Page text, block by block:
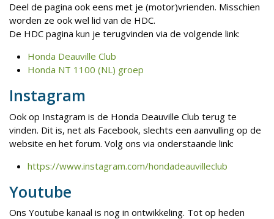
Deel de pagina ook eens met je (motor)vrienden. Misschien
worden ze ook wel lid van de HDC.
De HDC pagina kun je terugvinden via de volgende link:
Honda Deauville Club
Honda NT 1100 (NL) groep
Instagram
Ook op Instagram is de Honda Deauville Club terug te
vinden. Dit is, net als Facebook, slechts een aanvulling op de
website en het forum. Volg ons via onderstaande link:
https://www.instagram.com/hondadeauvilleclub
Youtube
Ons Youtube kanaal is nog in ontwikkeling. Tot op heden